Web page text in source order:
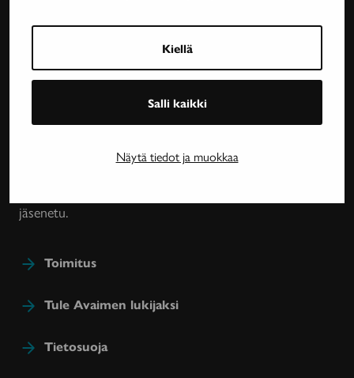
Kiellä
Salli kaikki
Näytä tiedot ja muokkaa
Avain-
Neurologinen aikakauslehti Avain tarjoaa luotettavaa
ja asiantuntevaa tietoa MS-taudin, neurologisten
harvinaissairauksien ja essentiaalisen vapinan
sairastavien sosiaaliturvasta. Avain-lehteä julkaisee
jäsenetu.
Toimitus
Tule Avaimen lukijaksi
Tietosuoja